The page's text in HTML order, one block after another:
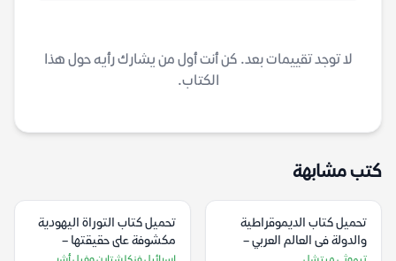
لا توجد تقييمات بعد. كن أنت أول من يشارك رأيه حول هذا
الكتاب.
كتب مشابهة
تحميل كتاب الديموقراطية
والدولة فى العالم العربي –
تحميل كتاب التوراة اليهودية
مكشوفة على حقيقتها –